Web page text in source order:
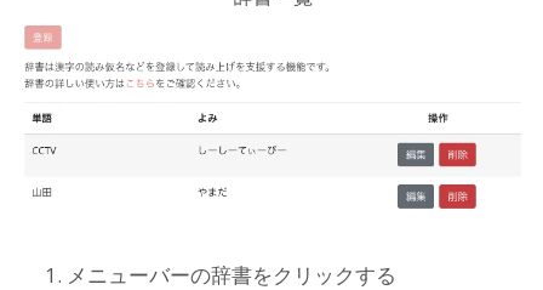
メニューバーの辞書をクリックする